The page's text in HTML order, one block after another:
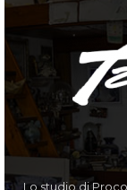
Lo studio di